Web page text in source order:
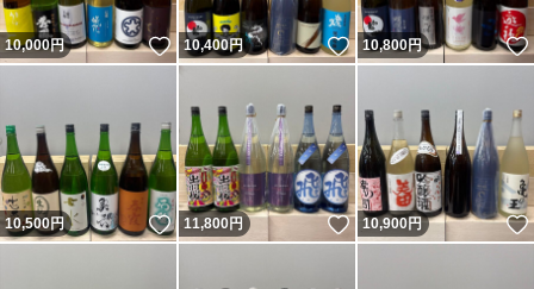
10,000円 いいね！
10,400円 いいね！
10,800円
10,500円 いいね！
11,800円 いいね！
10,900円